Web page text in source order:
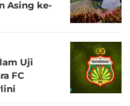
Asing ke-
Uji
FC